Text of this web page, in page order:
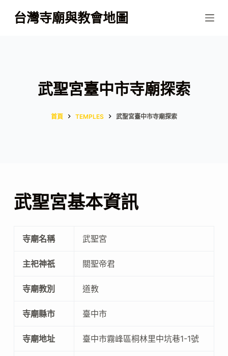
跳
至
台灣寺廟與教會地圖
武聖宮臺中市寺廟探索
首頁 TEMPLES 武聖宮臺中市寺廟探索
武聖宮基本資訊
寺廟名稱 武聖宮
主祀神祇 關聖帝君
寺廟教別 道教
寺廟縣市 臺中市
寺廟地址 臺中市霧峰區桐林里中坑巷1-1號